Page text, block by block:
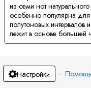
из семи нот
особенно популярна
полутоновых интервалов
лежит в основе большей
Настройки ·